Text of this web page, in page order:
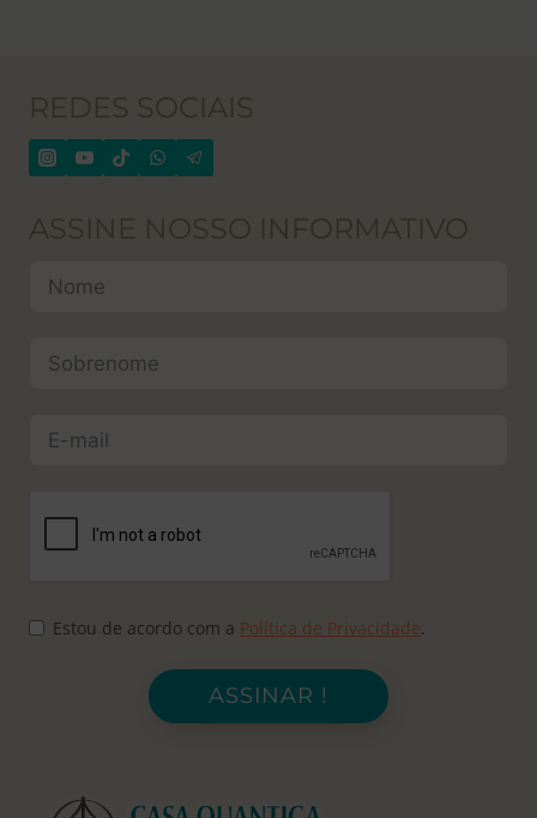
REDES SOCIAIS
ASSINE NOSSO INFORMATIVO
Estou de acordo com a Política de Privacidade.
ASSINAR !